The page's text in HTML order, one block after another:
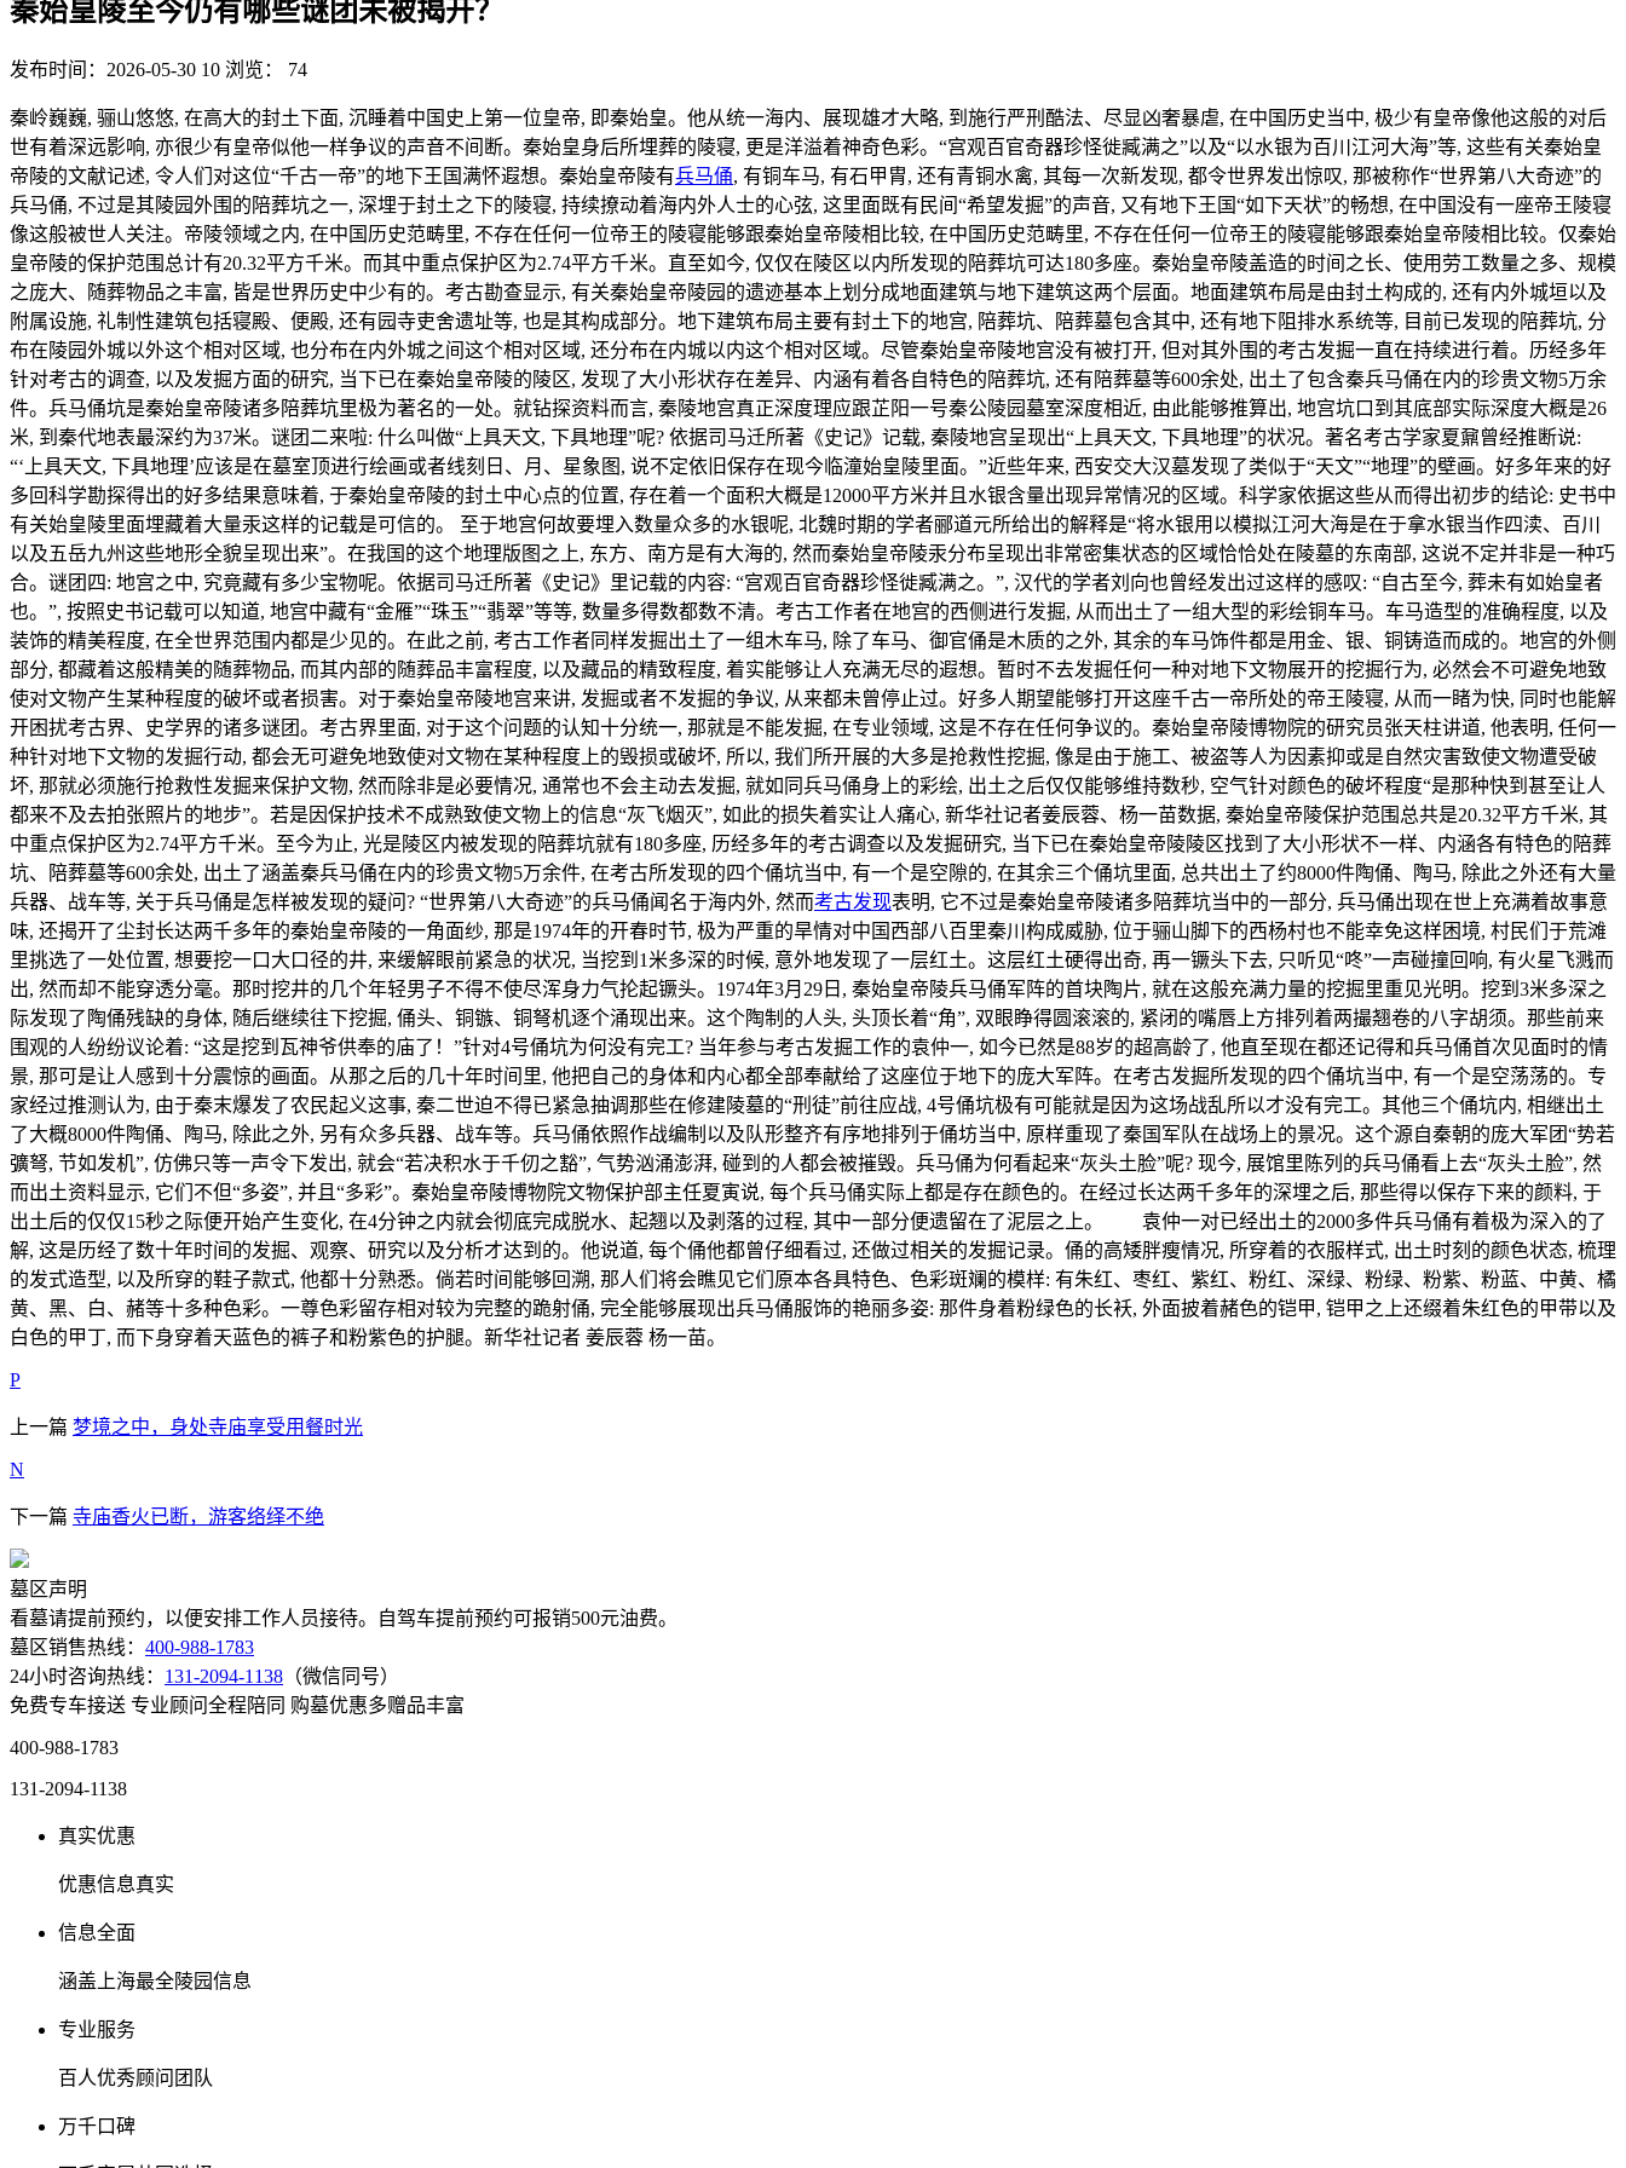
秦始皇陵至今仍有哪些谜团未被揭开？
发布时间：2026-05-30 10 浏览： 74
秦岭巍巍, 骊山悠悠, 在高大的封土下面, 沉睡着中国史上第一位皇帝, 即秦始皇。他从统一海内、展现雄才大略, 到施行严刑酷法、尽显凶奢暴虐, 在中国历史当中, 极少有皇帝像他这般的对后
世有着深远影响, 亦很少有皇帝似他一样争议的声音不间断。秦始皇身后所埋葬的陵寝, 更是洋溢着神奇色彩。“宫观百官奇器珍怪徙臧满之”以及“以水银为百川江河大海”等, 这些有关秦始皇
帝陵的文献记述, 令人们对这位“千古一帝”的地下王国满怀遐想。秦始皇帝陵有兵马俑, 有铜车马, 有石甲胄, 还有青铜水禽, 其每一次新发现, 都令世界发出惊叹, 那被称作“世界第八大奇迹”的
兵马俑, 不过是其陵园外围的陪葬坑之一, 深埋于封土之下的陵寝, 持续撩动着海内外人士的心弦, 这里面既有民间“希望发掘”的声音, 又有地下王国“如下天状”的畅想, 在中国没有一座帝王陵寝
像这般被世人关注。帝陵领域之内, 在中国历史范畴里, 不存在任何一位帝王的陵寝能够跟秦始皇帝陵相比较, 在中国历史范畴里, 不存在任何一位帝王的陵寝能够跟秦始皇帝陵相比较。仅秦始
皇帝陵的保护范围总计有20.32平方千米。而其中重点保护区为2.74平方千米。直至如今, 仅仅在陵区以内所发现的陪葬坑可达180多座。秦始皇帝陵盖造的时间之长、使用劳工数量之多、规模
之庞大、随葬物品之丰富, 皆是世界历史中少有的。考古勘查显示, 有关秦始皇帝陵园的遗迹基本上划分成地面建筑与地下建筑这两个层面。地面建筑布局是由封土构成的, 还有内外城垣以及
附属设施, 礼制性建筑包括寝殿、便殿, 还有园寺吏舍遗址等, 也是其构成部分。地下建筑布局主要有封土下的地宫, 陪葬坑、陪葬墓包含其中, 还有地下阻排水系统等, 目前已发现的陪葬坑, 分
布在陵园外城以外这个相对区域, 也分布在内外城之间这个相对区域, 还分布在内城以内这个相对区域。尽管秦始皇帝陵地宫没有被打开, 但对其外围的考古发掘一直在持续进行着。历经多年
针对考古的调查, 以及发掘方面的研究, 当下已在秦始皇帝陵的陵区, 发现了大小形状存在差异、内涵有着各自特色的陪葬坑, 还有陪葬墓等600余处, 出土了包含秦兵马俑在内的珍贵文物5万余
件。兵马俑坑是秦始皇帝陵诸多陪葬坑里极为著名的一处。就钻探资料而言, 秦陵地宫真正深度理应跟芷阳一号秦公陵园墓室深度相近, 由此能够推算出, 地宫坑口到其底部实际深度大概是26
米, 到秦代地表最深约为37米。谜团二来啦: 什么叫做“上具天文, 下具地理”呢? 依据司马迁所著《史记》记载, 秦陵地宫呈现出“上具天文, 下具地理”的状况。著名考古学家夏鼐曾经推断说:
“‘上具天文, 下具地理’应该是在墓室顶进行绘画或者线刻日、月、星象图, 说不定依旧保存在现今临潼始皇陵里面。”近些年来, 西安交大汉墓发现了类似于“天文”“地理”的壁画。好多年来的好
多回科学勘探得出的好多结果意味着, 于秦始皇帝陵的封土中心点的位置, 存在着一个面积大概是12000平方米并且水银含量出现异常情况的区域。科学家依据这些从而得出初步的结论: 史书中
有关始皇陵里面埋藏着大量汞这样的记载是可信的。 至于地宫何故要埋入数量众多的水银呢, 北魏时期的学者郦道元所给出的解释是“将水银用以模拟江河大海是在于拿水银当作四渎、百川
以及五岳九州这些地形全貌呈现出来”。在我国的这个地理版图之上, 东方、南方是有大海的, 然而秦始皇帝陵汞分布呈现出非常密集状态的区域恰恰处在陵墓的东南部, 这说不定并非是一种巧
合。谜团四: 地宫之中, 究竟藏有多少宝物呢。依据司马迁所著《史记》里记载的内容: “宫观百官奇器珍怪徙臧满之。”, 汉代的学者刘向也曾经发出过这样的感叹: “自古至今, 葬未有如始皇者
也。”, 按照史书记载可以知道, 地宫中藏有“金雁”“珠玉”“翡翠”等等, 数量多得数都数不清。考古工作者在地宫的西侧进行发掘, 从而出土了一组大型的彩绘铜车马。车马造型的准确程度, 以及
装饰的精美程度, 在全世界范围内都是少见的。在此之前, 考古工作者同样发掘出土了一组木车马, 除了车马、御官俑是木质的之外, 其余的车马饰件都是用金、银、铜铸造而成的。地宫的外侧
部分, 都藏着这般精美的随葬物品, 而其内部的随葬品丰富程度, 以及藏品的精致程度, 着实能够让人充满无尽的遐想。暂时不去发掘任何一种对地下文物展开的挖掘行为, 必然会不可避免地致
使对文物产生某种程度的破坏或者损害。对于秦始皇帝陵地宫来讲, 发掘或者不发掘的争议, 从来都未曾停止过。好多人期望能够打开这座千古一帝所处的帝王陵寝, 从而一睹为快, 同时也能解
开困扰考古界、史学界的诸多谜团。考古界里面, 对于这个问题的认知十分统一, 那就是不能发掘, 在专业领域, 这是不存在任何争议的。秦始皇帝陵博物院的研究员张天柱讲道, 他表明, 任何一
种针对地下文物的发掘行动, 都会无可避免地致使对文物在某种程度上的毁损或破坏, 所以, 我们所开展的大多是抢救性挖掘, 像是由于施工、被盗等人为因素抑或是自然灾害致使文物遭受破
坏, 那就必须施行抢救性发掘来保护文物, 然而除非是必要情况, 通常也不会主动去发掘, 就如同兵马俑身上的彩绘, 出土之后仅仅能够维持数秒, 空气针对颜色的破坏程度“是那种快到甚至让人
都来不及去拍张照片的地步”。若是因保护技术不成熟致使文物上的信息“灰飞烟灭”, 如此的损失着实让人痛心, 新华社记者姜辰蓉、杨一苗数据, 秦始皇帝陵保护范围总共是20.32平方千米, 其
中重点保护区为2.74平方千米。至今为止, 光是陵区内被发现的陪葬坑就有180多座, 历经多年的考古调查以及发掘研究, 当下已在秦始皇帝陵陵区找到了大小形状不一样、内涵各有特色的陪葬
坑、陪葬墓等600余处, 出土了涵盖秦兵马俑在内的珍贵文物5万余件, 在考古所发现的四个俑坑当中, 有一个是空隙的, 在其余三个俑坑里面, 总共出土了约8000件陶俑、陶马, 除此之外还有大量
兵器、战车等, 关于兵马俑是怎样被发现的疑问? “世界第八大奇迹”的兵马俑闻名于海内外, 然而考古发现表明, 它不过是秦始皇帝陵诸多陪葬坑当中的一部分, 兵马俑出现在世上充满着故事意
味, 还揭开了尘封长达两千多年的秦始皇帝陵的一角面纱, 那是1974年的开春时节, 极为严重的旱情对中国西部八百里秦川构成威胁, 位于骊山脚下的西杨村也不能幸免这样困境, 村民们于荒滩
里挑选了一处位置, 想要挖一口大口径的井, 来缓解眼前紧急的状况, 当挖到1米多深的时候, 意外地发现了一层红土。这层红土硬得出奇, 再一镢头下去, 只听见“咚”一声碰撞回响, 有火星飞溅而
出, 然而却不能穿透分毫。那时挖井的几个年轻男子不得不使尽浑身力气抡起镢头。1974年3月29日, 秦始皇帝陵兵马俑军阵的首块陶片, 就在这般充满力量的挖掘里重见光明。挖到3米多深之
际发现了陶俑残缺的身体, 随后继续往下挖掘, 俑头、铜镞、铜弩机逐个涌现出来。这个陶制的人头, 头顶长着“角”, 双眼睁得圆滚滚的, 紧闭的嘴唇上方排列着两撮翘卷的八字胡须。那些前来
围观的人纷纷议论着: “这是挖到瓦神爷供奉的庙了！”针对4号俑坑为何没有完工? 当年参与考古发掘工作的袁仲一, 如今已然是88岁的超高龄了, 他直至现在都还记得和兵马俑首次见面时的情
景, 那可是让人感到十分震惊的画面。从那之后的几十年时间里, 他把自己的身体和内心都全部奉献给了这座位于地下的庞大军阵。在考古发掘所发现的四个俑坑当中, 有一个是空荡荡的。专
家经过推测认为, 由于秦末爆发了农民起义这事, 秦二世迫不得已紧急抽调那些在修建陵墓的“刑徒”前往应战, 4号俑坑极有可能就是因为这场战乱所以才没有完工。其他三个俑坑内, 相继出土
了大概8000件陶俑、陶马, 除此之外, 另有众多兵器、战车等。兵马俑依照作战编制以及队形整齐有序地排列于俑坊当中, 原样重现了秦国军队在战场上的景况。这个源自秦朝的庞大军团“势若
彍弩, 节如发机”, 仿佛只等一声令下发出, 就会“若决积水于千仞之豁”, 气势汹涌澎湃, 碰到的人都会被摧毁。兵马俑为何看起来“灰头土脸”呢? 现今, 展馆里陈列的兵马俑看上去“灰头土脸”, 然
而出土资料显示, 它们不但“多姿”, 并且“多彩”。秦始皇帝陵博物院文物保护部主任夏寅说, 每个兵马俑实际上都是存在颜色的。在经过长达两千多年的深埋之后, 那些得以保存下来的颜料, 于
出土后的仅仅15秒之际便开始产生变化, 在4分钟之内就会彻底完成脱水、起翘以及剥落的过程, 其中一部分便遗留在了泥层之上。 袁仲一对已经出土的2000多件兵马俑有着极为深入的了
解, 这是历经了数十年时间的发掘、观察、研究以及分析才达到的。他说道, 每个俑他都曾仔细看过, 还做过相关的发掘记录。俑的高矮胖瘦情况, 所穿着的衣服样式, 出土时刻的颜色状态, 梳理
的发式造型, 以及所穿的鞋子款式, 他都十分熟悉。倘若时间能够回溯, 那人们将会瞧见它们原本各具特色、色彩斑斓的模样: 有朱红、枣红、紫红、粉红、深绿、粉绿、粉紫、粉蓝、中黄、橘
黄、黑、白、赭等十多种色彩。一尊色彩留存相对较为完整的跪射俑, 完全能够展现出兵马俑服饰的艳丽多姿: 那件身着粉绿色的长袄, 外面披着赭色的铠甲, 铠甲之上还缀着朱红色的甲带以及
白色的甲丁, 而下身穿着天蓝色的裤子和粉紫色的护腿。新华社记者 姜辰蓉 杨一苗。
P
上一篇 梦境之中，身处寺庙享受用餐时光
N
下一篇 寺庙香火已断，游客络绎不绝
墓区声明
看墓请提前预约，以便安排工作人员接待。自驾车提前预约可报销500元油费。
墓区销售热线： 400-988-1783
24小时咨询热线： 131-2094-1138 （微信同号）
免费专车接送 专业顾问全程陪同 购墓优惠多赠品丰富
400-988-1783
131-2094-1138
真实优惠
优惠信息真实
信息全面
涵盖上海最全陵园信息
专业服务
百人优秀顾问团队
万千口碑